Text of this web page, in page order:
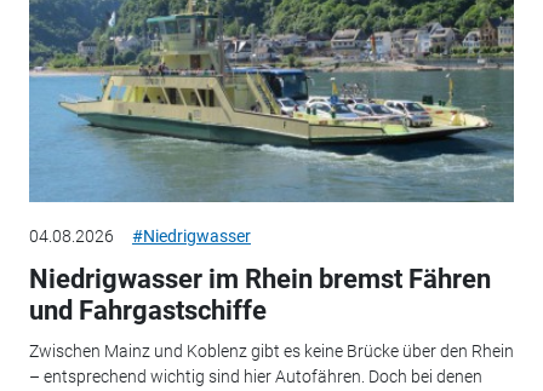
04.08.2026 #Niedrigwasser
Niedrigwasser im Rhein bremst Fähren
und Fahrgastschiffe
Zwischen Mainz und Koblenz gibt es keine Brücke über den Rhein
– entsprechend wichtig sind hier Autofähren. Doch bei denen